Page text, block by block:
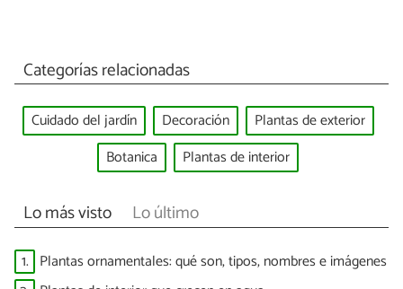
Categorías relacionadas
Cuidado del jardín Decoración
Plantas de exterior
Botanica
Plantas de interior
Lo más visto Lo último
1. Plantas ornamentales: qué son, tipos, nombres e imágenes